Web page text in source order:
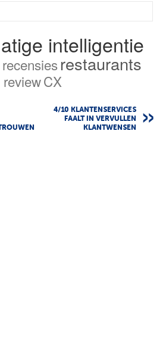
intelligentie
recensies restaurants
reviewCX
4/10 KLANTENSERVICES
FAALT IN VERVULLEN
KLANTWENSEN